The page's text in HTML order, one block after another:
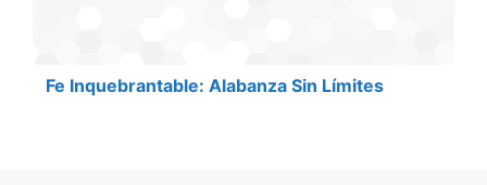
Fe Inquebrantable: Alabanza Sin Límites